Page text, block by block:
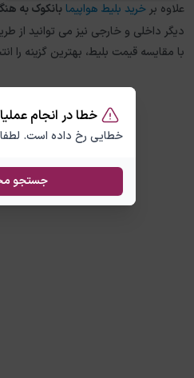
خطا در انجام
خطایی رخ داده است.
جستجو
علاوه بر خرید بلیط هواپیما بانکوکبه
دیگر داخلی و خارجی نیز می توانید از
با مقایسه قیمت بلیط، بهترین گزینه را